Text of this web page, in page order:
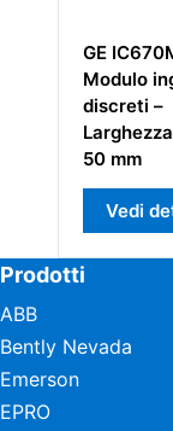
GE
Prodotti
ABB
Bently Nevada
Emerson
EPRO